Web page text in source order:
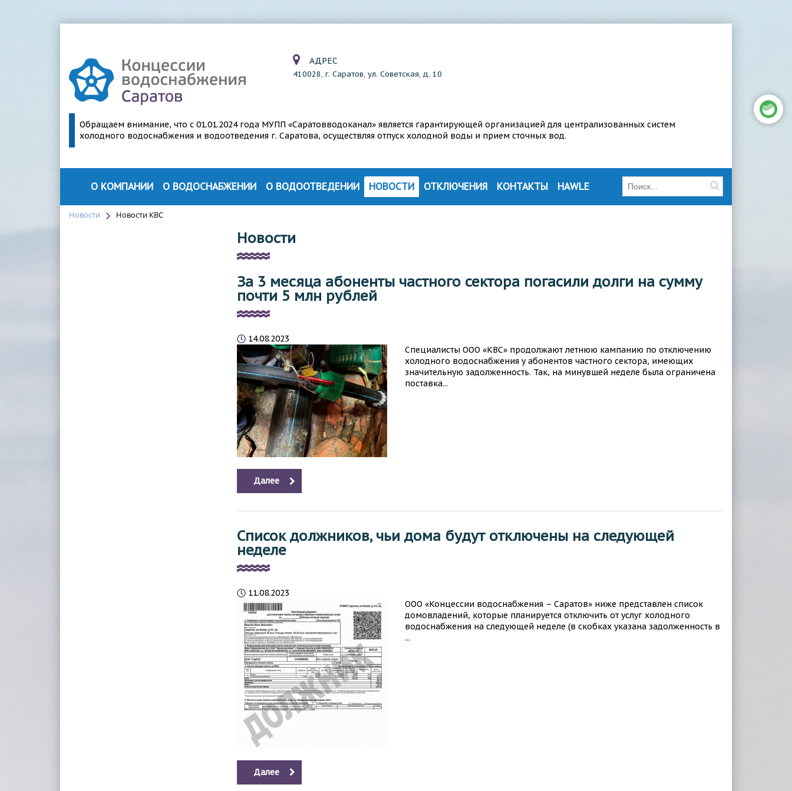
АДРЕС
410028, г. Саратов, ул. Советская, д. 10
Обращаем внимание, что с 01.01.2024 года МУПП «Саратовводоканал» является гарантирующей организацией для централизованных систем
холодного водоснабжения и водоотведения г. Саратова, осуществляя отпуск холодной воды и прием сточных вод.
О КОМПАНИИ
О ПРОЕКТЕ
«КОНЦЕССИИ ВОДОСНАБЖЕНИЯ-САРАТОВ»
О ВОДОСНАБЖЕНИИ
О ВОДОСНАБЖЕНИИ
САНБЮЛЛЕТЕНЬ ПО КАЧЕСТВУ ПИТЬЕВОЙ
О ВОДООТВЕДЕНИИ
СТРУКТУРА ВОДООТВЕДЕНИЯ
НОВОСТИ ОТКЛЮЧЕНИЯ КОНТАКТЫ HAWLE
Новости Новости КВС
Новости
За 3 месяца абоненты частного сектора погасили долги на сумму
почти 5 млн рублей
14.08.2023
Специалисты ООО «КВС» продолжают летнюю кампанию по отключению
холодного водоснабжения у абонентов частного сектора, имеющих
значительную задолженность. Так, на минувшей неделе была ограничена
поставка...
Далее
Список должников, чьи дома будут отключены на следующей
неделе
11.08.2023
ООО «Концессии водоснабжения – Саратов» ниже представлен список
домовладений, которые планируется отключить от услуг холодного
водоснабжения на следующей неделе (в скобках указана задолженность в
...
Далее